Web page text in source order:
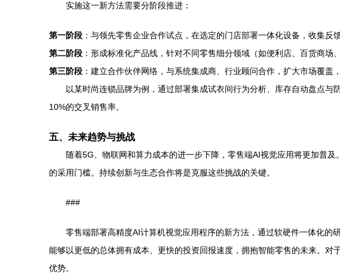
实施这一新方法需要分阶段推进：
第一阶段 ：与领先零售企业合作试点，在选定的门店部署一体化设备，收集反
第二阶段 ：形成标准化产品线，针对不同零售细分领域（如便利店、百货商场
第三阶段 ：建立合作伙伴网络，与系统集成商、行业顾问合作，扩大市场覆盖
以某时尚连锁品牌为例，通过部署集成试衣间行为分析、库存自动盘点
10%的交叉销售率。
五、未来趋势与挑战
随着5G、物联网和算力成本的进一步下降，零售端AI视觉应用将更加普
的采用门槛。持续创新与生态合作将是克服这些挑战的关键。
###
零售端部署高精度AI计算机视觉应用程序的新方法，通过软硬件一体化
能够以更低的总体拥有成本、更快的投资回报速度，拥抱智能零售的未来。
优势。